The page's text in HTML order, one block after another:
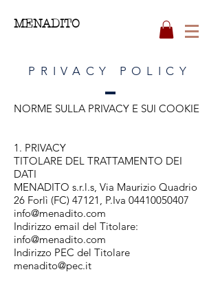
MENADITO
PRIVACY POLICY
NORME SULLA PRIVACY E SUI COOKIE
1. PRIVACY
TITOLARE DEL TRATTAMENTO DEI
DATI
MENADITO s.r.l.s, Via Maurizio Quadrio
26 Forlì (FC) 47121, P.Iva 04410050407
info@menadito.com
Indirizzo email del Titolare:
info@menadito.com
Indirizzo PEC del Titolare
menadito@pec.it